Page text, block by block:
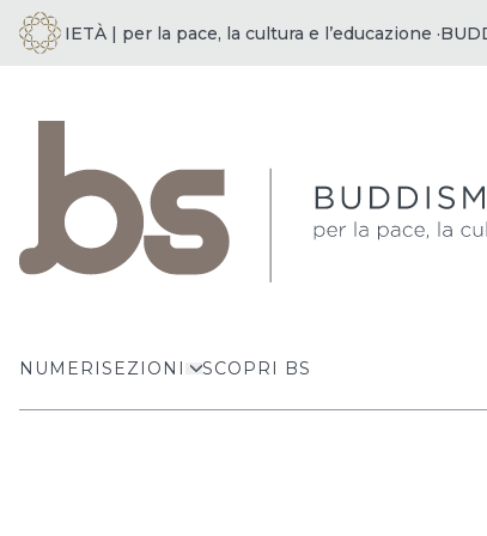
SOCIETÀ | per la pace, la cultura e l’educazione ·
NUMERISEZIONI SCOPRI BS